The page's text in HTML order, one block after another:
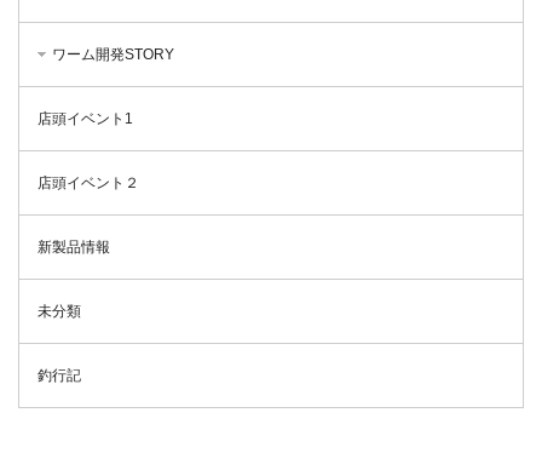
ワーム開発STORY
店頭イベント1
店頭イベント２
新製品情報
未分類
釣行記